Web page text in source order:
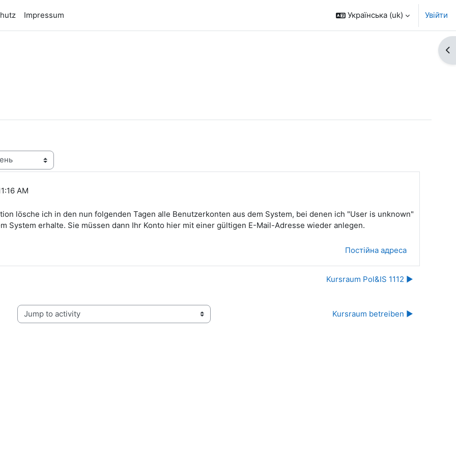
Impressum Українська ‎(uk)‎ Увійти
AM
lösche ich in den nun folgenden Tagen alle Benutzerkonten aus dem System, bei denen ich "User is unknown"
System erhalte. Sie müssen dann Ihr Konto hier mit einer gültigen E-Mail-Adresse wieder anlegen.
Постійна адреса
Kursraum Pol&IS 1112 ▶︎
Jump to activity Kursraum betreiben ▶︎